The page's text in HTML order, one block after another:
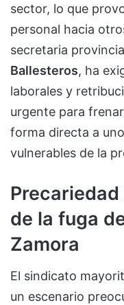
sector, lo que
personal hacia
secretaria
Ballesteros, ha
laborales y
urgente para
forma directa a
vulnerables de la
de la fuga
Zamora
El sindicato
un escenario